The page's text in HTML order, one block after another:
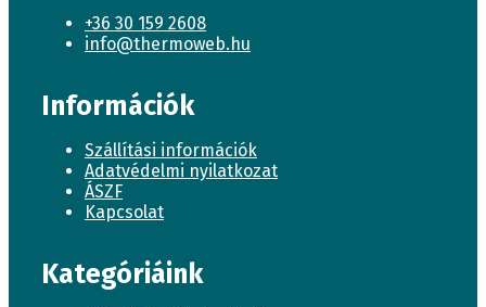
+36 30 159 2608
info@thermoweb.hu
Információk
Szállítási információk
Adatvédelmi nyilatkozat
ÁSZF
Kapcsolat
Kategóriáink